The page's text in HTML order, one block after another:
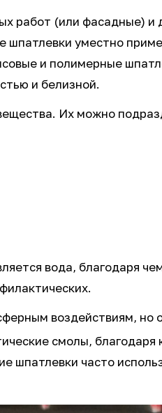
работ (или фасадные)
шпатлевки уместно
и полимерные
и белизной.
Их можно
вода, благодаря
воздействиям, но
смолы,
шпатлевки часто